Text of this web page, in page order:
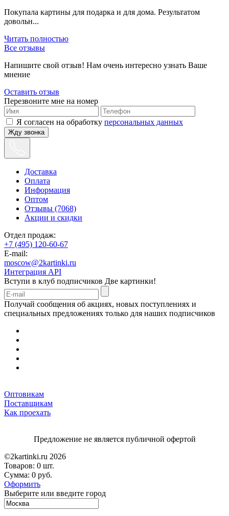
Покупала картины для подарка и для дома. Результатом
довольн...
Читать полностью
Все отзывы
Напишите свой отзыв! Нам очень интересно узнать Ваше
мнение
Оставить отзыв
Перезвоните мне на номер
Я согласен на обработку персональных данных
Жду звонка
Доставка
Оплата
Информация
Оптом
Отзывы (7068)
Акции и скидки
Отдел продаж:
+7 (495) 120-60-67
E-mail:
moscow@2kartinki.ru
Интеграция API
Вступи в клуб подписчиков Две картинки!
Получай сообщения об акциях, новых поступлениях и
специальных предложениях только для наших подписчиков
Оптовикам
Поставщикам
Как проехать
Предложение не является публичной офертой
©2kartinki.ru 2026
Товаров: 0 шт.
Сумма: 0 руб.
Оформить
Выберите или введите город